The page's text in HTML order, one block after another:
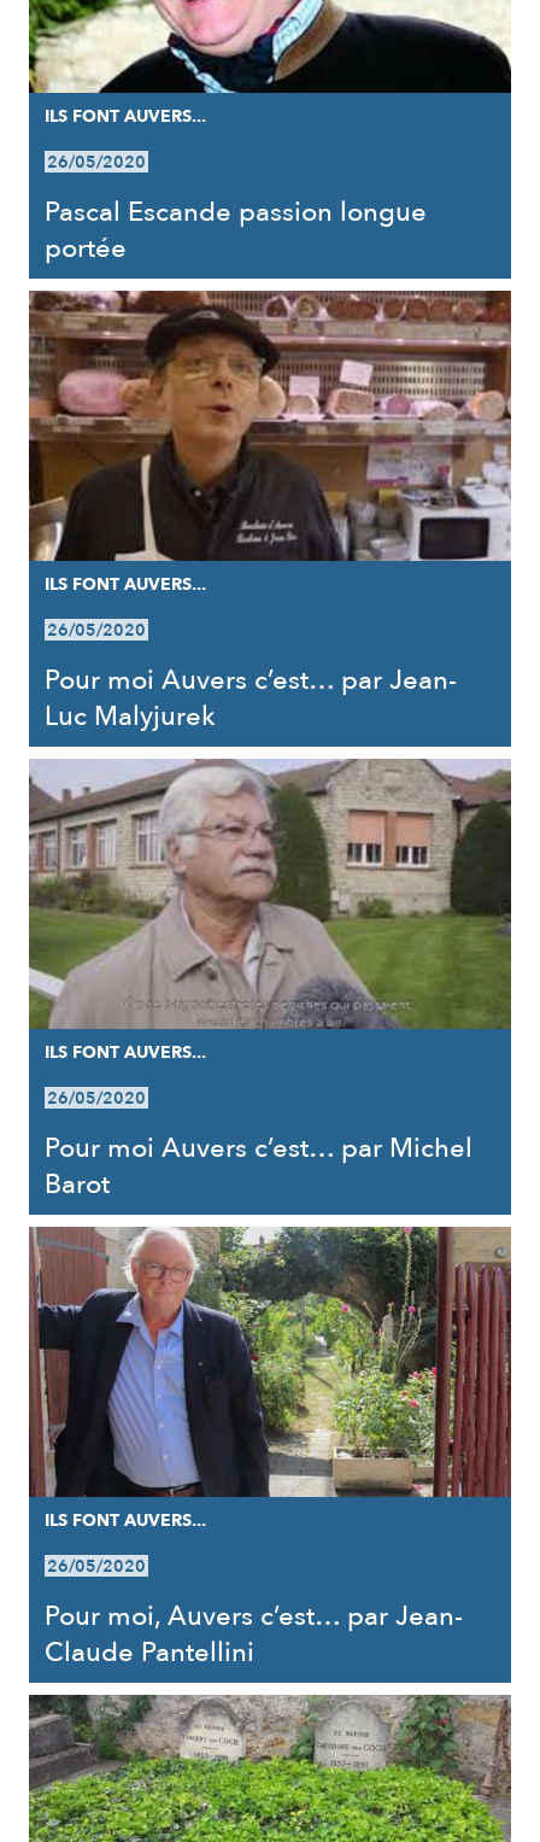
ILS FONT AUVERS...
26/05/2020
Pascal Escande passion longue
portée
ILS FONT AUVERS...
26/05/2020
Pour moi Auvers c’est… par Jean-
Luc Malyjurek
ILS FONT AUVERS...
26/05/2020
Pour moi Auvers c’est… par Michel
Barot
ILS FONT AUVERS...
26/05/2020
Pour moi, Auvers c’est… par Jean-
Claude Pantellini